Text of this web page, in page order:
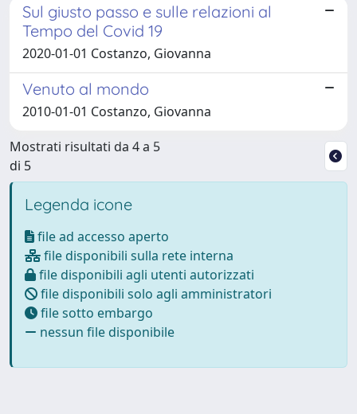
Sul giusto passo e sulle relazioni al
Tempo del Covid 19
2020-01-01 Costanzo, Giovanna
Venuto al mondo
2010-01-01 Costanzo, Giovanna
Mostrati risultati da 4 a 5
di 5
Legenda icone
file ad accesso aperto
file disponibili sulla rete interna
file disponibili agli utenti autorizzati
file disponibili solo agli amministratori
file sotto embargo
nessun file disponibile